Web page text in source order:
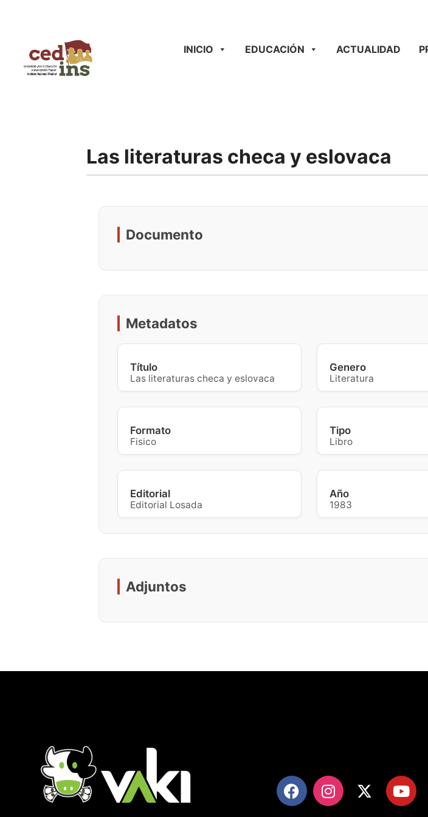
INICIO EDUCACIÓN ACTUALIDAD
Las literaturas checa y eslovaca
Documento
Metadatos
Título
Las literaturas checa y eslovaca
Genero
Literatura
Formato
Fisico
Tipo
Libro
Editorial
Editorial Losada
Año
1983
Adjuntos